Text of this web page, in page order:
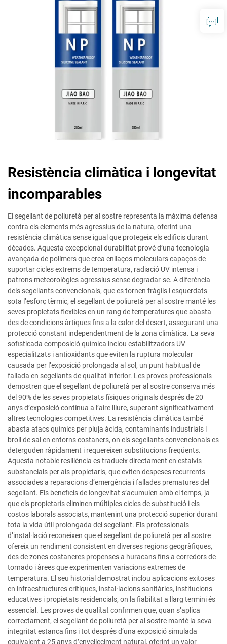
Resistència climàtica i longevitat
incomparables
El segellant de poliuretà per al sostre representa la màxima defensa
contra els elements més agressius de la natura, oferint una
resistència climàtica sense igual que protegeix els edificis durant
dècades. Aquesta excepcional durabilitat prové d’una tecnologia
avançada de polímers que crea enllaços moleculars capaços de
suportar cicles extrems de temperatura, radiació UV intensa i
patrons meteorològics agressius sense degradar-se. A diferència
dels segellants convencionals, que es tornen fràgils i esquerdats
sota l’esforç tèrmic, el segellant de poliuretà per al sostre manté les
seves propietats flexibles en un rang de temperatures que abasta
des de condicions àrtiques fins a la calor del desert, assegurant una
protecció constant independentment de la zona climàtica. La seva
sofisticada composició química inclou estabilitzadors UV
especialitzats i antioxidants que eviten la ruptura molecular
causada per l’exposició prolongada al sol, un punt habitual de
fallada en segellants de qualitat inferior. Les proves professionals
demostren que el segellant de poliuretà per al sostre conserva més
del 90% de les seves propietats físiques originals després de 20
anys d’exposició contínua a l’aire lliure, superant significativament
altres tecnologies competitives. La resistència climàtica també
abasta atacs químics per pluja àcida, contaminants industrials i
broll de sal en entorns costaners, on els segellants convencionals es
deterguden ràpidament i requereixen substitucions freqüents.
Aquesta notable resiliència es tradueix directament en estalvis
substancials per als propietaris, que eviten despeses recurrents
associades a reparacions d’emergència i fallades prematures del
segellant. Els beneficis de longevitat s’acumulen amb el temps, ja
que els propietaris eliminen múltiples cicles de substitució i els
costos laborals associats, mantenint una protecció superior durant
tota la vida útil prolongada del segellant. Els professionals
d’instal·lació reconeixen que el segellant de poliuretà per al sostre
ofereix un rendiment consistent en diverses regions geogràfiques,
des de zones costaneres propenses a huracans fins a corredors de
tornado i àrees que experimenten variacions extremes de
temperatura. El seu historial demostrat inclou aplicacions exitoses
en infraestructures crítiques, instal·lacions sanitàries, institucions
educatives i propietats residencials, on la fiabilitat a llarg termini és
essencial. Les proves de qualitat confirmen que, quan s’aplica
correctament, el segellant de poliuretà per al sostre manté la seva
integritat estanca fins i tot després d’una exposició simulada
equivalent a 25 anys d’envelleciment natural, oferint un valor